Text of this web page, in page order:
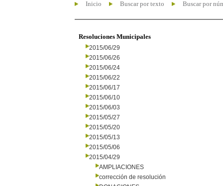
Inicio Buscar por texto Buscar por
Resoluciones Municipales
2015/06/29
2015/06/26
2015/06/24
2015/06/22
2015/06/17
2015/06/10
2015/06/03
2015/05/27
2015/05/20
2015/05/13
2015/05/06
2015/04/29
AMPLIACIONES
corrección de resolución